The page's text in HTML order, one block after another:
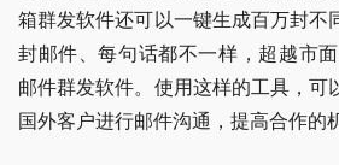
箱群发软件还可以一键生成百万封不
封邮件、每句话都不一样，超越市
邮件群发软件。使用这样的工具，可
国外客户进行邮件沟通，提高合作的